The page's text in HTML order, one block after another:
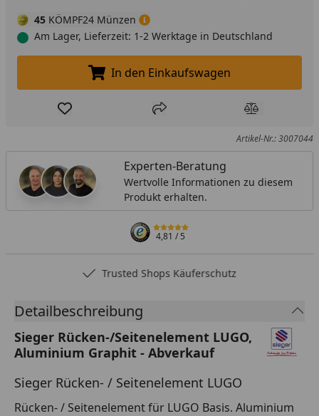
45 KÖMPF24 Münzen
Am Lager, Lieferzeit: 1-2 Werktage in Deutschland
In den Einkaufswagen legen
In den Einkaufswagen
Produkt zur Wunschliste hinzufügen
Teilen Produkt
Artikel-Nr.: 3007044
Experten-Beratung
Wertvolle Informationen zu diesem
Produkt erhalten.
4,81/ 5
Trusted Shops Käuferschutz
Detailbeschreibung
Sieger Rücken-/Seitenelement LUGO,
Aluminium Graphit - Abverkauf
Sieger Rücken- / Seitenelement LUGO
Rücken- / Seitenelement für LUGO Basis. Aluminium